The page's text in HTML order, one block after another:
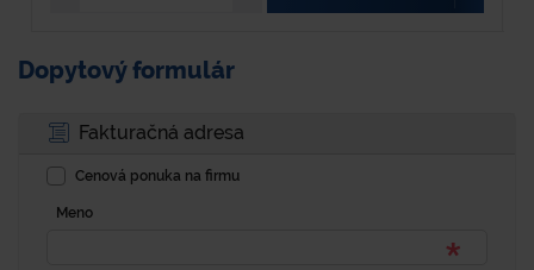
Dopytový formulár
Fakturačná adresa
Cenová ponuka na firmu
Meno